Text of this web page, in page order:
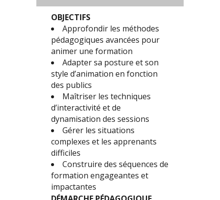
OBJECTIFS
Approfondir les méthodes
pédagogiques avancées pour
animer une formation
Adapter sa posture et son
style d’animation en fonction
des publics
Maîtriser les techniques
d’interactivité et de
dynamisation des sessions
Gérer les situations
complexes et les apprenants
difficiles
Construire des séquences de
formation engageantes et
impactantes